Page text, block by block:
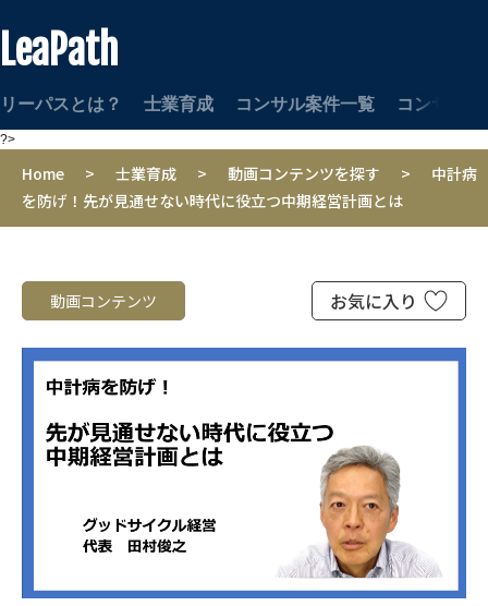
LeaPath
リーパスとは？ 士業育成 コンサル案件一覧 コンサル
?>
Home > 士業育成 > 動画コンテンツを探す >
中計病
を防げ！先が見通せない時代に役立つ中期経営計画とは
動画コンテンツ お気に入り